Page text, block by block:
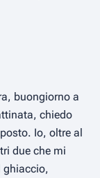
buongiorno a
chiedo
Io, oltre al
due che mi
ghiaccio,